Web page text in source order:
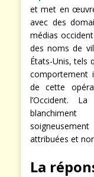
et met en
avec des
médias
des noms de
États-Unis, tels
comportement
de cette
l’Occident.
attribuées et
La